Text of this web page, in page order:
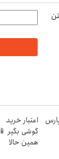
اعتبار خرید
گوشی بگیر 📱
همین حالا